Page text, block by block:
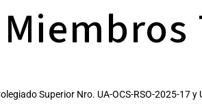
Miembros
Superior Nro. UA-OCS-RSO-2025-17